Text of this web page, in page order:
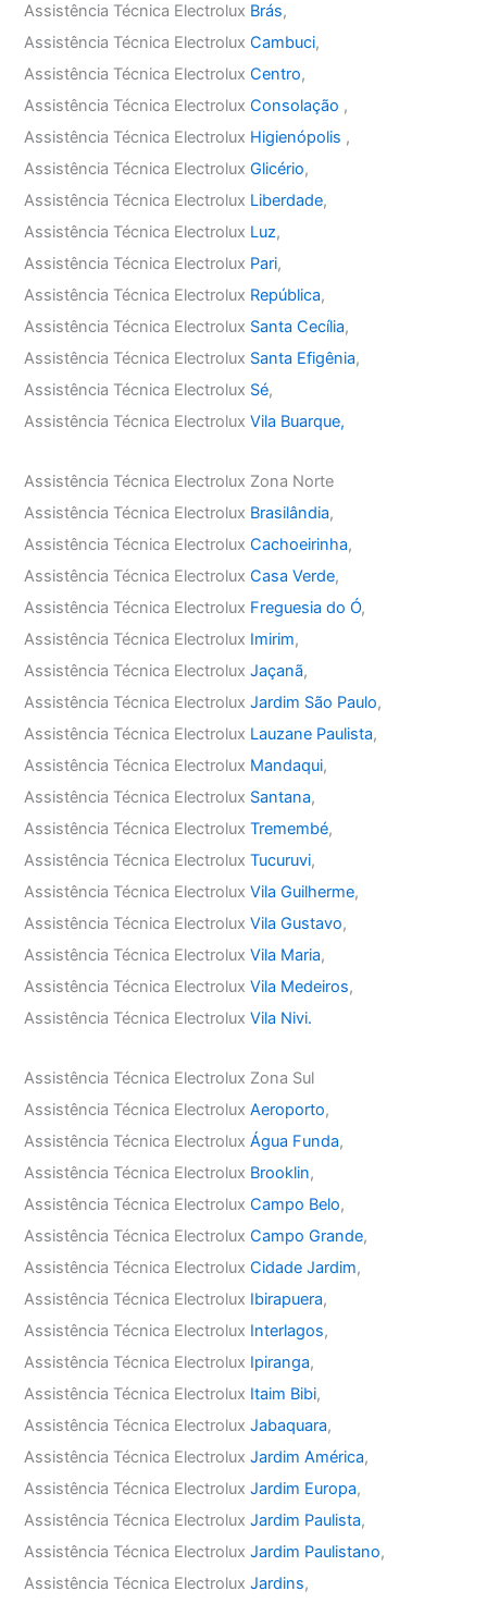
Assistência Técnica Electrolux Brás,
Assistência Técnica ElectroluxCambuci,
Assistência Técnica ElectroluxCentro,
Assistência Técnica ElectroluxConsolação ,
Assistência Técnica Electrolux Higienópolis ,
Assistência Técnica ElectroluxGlicério,
Assistência Técnica Electrolux Liberdade,
Assistência Técnica Electrolux Luz,
Assistência Técnica Electrolux Pari,
Assistência Técnica Electrolux República,
Assistência Técnica Electrolux Santa Cecília,
Assistência Técnica Electrolux Santa Efigênia,
Assistência Técnica Electrolux Sé,
Assistência Técnica ElectroluxVila Buarque,
Assistência Técnica Electrolux Zona Norte
Assistência Técnica Electrolux Brasilândia,
Assistência Técnica ElectroluxCachoeirinha,
Assistência Técnica ElectroluxCasa Verde,
Assistência Técnica Electrolux Freguesia do Ó,
Assistência Técnica Electrolux Imirim,
Assistência Técnica ElectroluxJaçanã,
Assistência Técnica ElectroluxJardim São Paulo,
Assistência Técnica Electrolux Lauzane Paulista,
Assistência Técnica Electrolux Mandaqui,
Assistência Técnica Electrolux Santana,
Assistência Técnica ElectroluxTremembé,
Assistência Técnica ElectroluxTucuruvi,
Assistência Técnica ElectroluxVila Guilherme,
Assistência Técnica ElectroluxVila Gustavo,
Assistência Técnica ElectroluxVila Maria,
Assistência Técnica ElectroluxVila Medeiros,
Assistência Técnica ElectroluxVila Nivi.
Assistência Técnica Electrolux Zona Sul
Assistência Técnica ElectroluxAeroporto,
Assistência Técnica ElectroluxÁgua Funda,
Assistência Técnica Electrolux Brooklin,
Assistência Técnica ElectroluxCampo Belo,
Assistência Técnica ElectroluxCampo Grande,
Assistência Técnica ElectroluxCidade Jardim,
Assistência Técnica Electrolux Ibirapuera,
Assistência Técnica Electrolux Interlagos,
Assistência Técnica Electrolux Ipiranga,
Assistência Técnica Electrolux Itaim Bibi,
Assistência Técnica ElectroluxJabaquara,
Assistência Técnica ElectroluxJardim América,
Assistência Técnica ElectroluxJardim Europa,
Assistência Técnica ElectroluxJardim Paulista,
Assistência Técnica ElectroluxJardim Paulistano,
Assistência Técnica ElectroluxJardins,